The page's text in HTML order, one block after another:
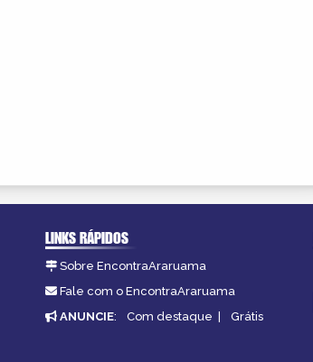
LINKS RÁPIDOS
Sobre EncontraAraruama
Fale com o EncontraAraruama
ANUNCIE: Com destaque | Grátis